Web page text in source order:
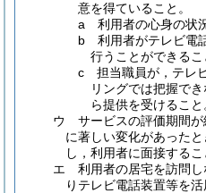
意を得ていること。
a
利用者の心身の状
b
利用者がテレビ電
行うことができるこ
c
担当職員が，テレ
リングでは把握で
ら提供を受けること
ウ
サービスの評価期間
に著しい変化があった
し，利用者に面接するこ
エ
利用者の居宅を訪問し
りテレビ電話装置等を